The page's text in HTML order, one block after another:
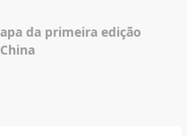
da primeira edição